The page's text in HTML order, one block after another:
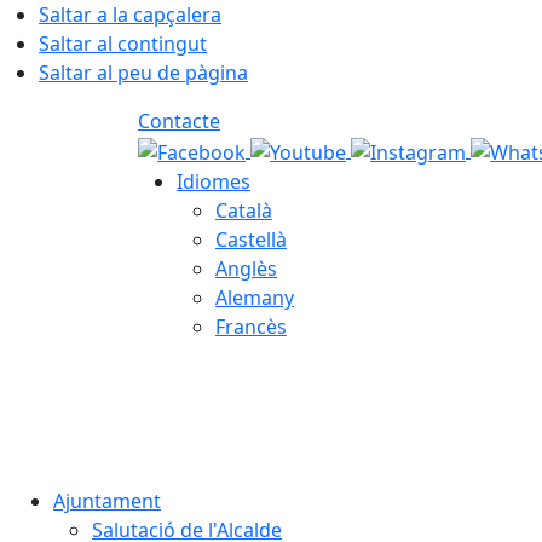
Saltar a la capçalera
Saltar al contingut
Saltar al peu de pàgina
Contacte
Idiomes
Català
Castellà
Anglès
Alemany
Francès
Ajuntament
Salutació de l'Alcalde